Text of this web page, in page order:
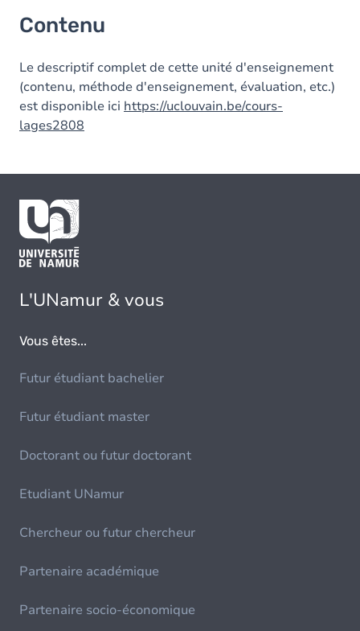
Contenu
Le descriptif complet de cette unité d'enseignement
(contenu, méthode d'enseignement, évaluation, etc.)
est disponible ici https://uclouvain.be/cours-
lages2808
L'UNamur & vous
Vous êtes...
Futur étudiant bachelier
Futur étudiant master
Doctorant ou futur doctorant
Etudiant UNamur
Chercheur ou futur chercheur
Partenaire académique
Partenaire socio-économique